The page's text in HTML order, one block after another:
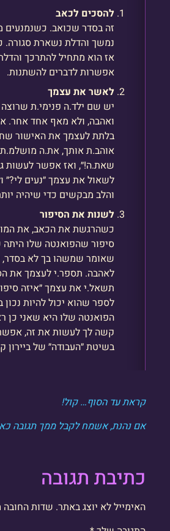
להסכים לכאב
זה בסדר שכואב. כשנמנעים
נמשך והדלת נשארת
אז הוא מתחיל להתרכך
אפשרות לדברים להשתנות.
לאשר את עצמך
יש שם ילד.ה פנימי.ת
ואהבה, ולא מאף אחד אחר.
בלתת לעצמך את האישור
אוהב.ת אותך, את.ה מושלמ.ת
שאת.ה!״, ואז אפשר לעשות
לשאול את עצמך ״נעים
והלב מבקשים כדי שיהיה
לשנות את הסיפור
כשהרגשת את הכאב, את
סיפור שהפואנטה שלו היתה
שאומר שמשהו בך לא
לאהבה. תספר.י לעצמך את
תשאל.י את עצמך ״איזה
לספר שהוא יכול להיות
הפואנטה שלו היא שאני כן
קשה לך לעשות את זה,
בשיטת ״העבודה״ של ביירון
קראת עד הסוף… קול!
אם נהנת, אשמח לקבל ממך תגובה
כתיבת תגובה
האימייל לא יוצג באתר. שדות החובה